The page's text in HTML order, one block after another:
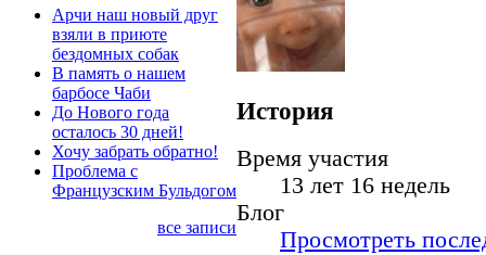
Арчи наш новый друг
взяли в приюте
бездомных собак
В память о нашем
барбосе Чаби
До Нового года
осталось 30 дней!
Хочу забрать обратно!
Проблема с
Французским Бульдогом
все записи
История
Время участия
13 лет 16 недель
Блог
Просмотреть